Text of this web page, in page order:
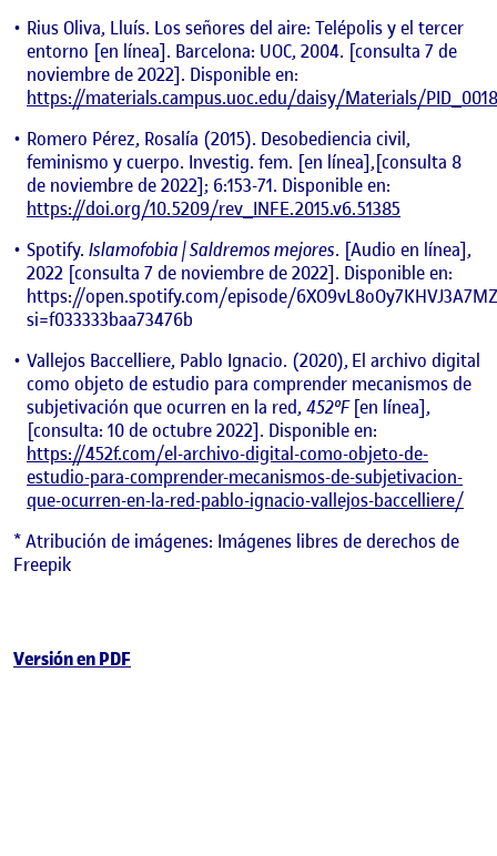
Rius Oliva, Lluís. Los señores del aire: Telépolis y el tercer
entorno [en línea]. Barcelona: UOC, 2004. [consulta 7 de
noviembre de 2022]. Disponible en:
https://materials.campus.uoc.edu/daisy/Materials/
Romero Pérez, Rosalía (2015). Desobediencia civil,
feminismo y cuerpo. Investig. fem. [en línea],[consulta 8
de noviembre de 2022]; 6:153-71. Disponible en:
https://doi.org/10.5209/rev_INFE.2015.v6.51385
Spotify. Islamofobia | Saldremos mejores. [Audio en línea],
2022 [consulta 7 de noviembre de 2022]. Disponible en:
https://open.spotify.com/episode/
si=f033333baa73476b
Vallejos Baccelliere, Pablo Ignacio. (2020), El archivo digital
como objeto de estudio para comprender mecanismos de
subjetivación que ocurren en la red, 452ºF[en línea],
[consulta: 10 de octubre 2022]. Disponible en:
https://452f.com/el-archivo-digital-como-objeto-de-
estudio-para-comprender-mecanismos-de-subjetivacion-
que-ocurren-en-la-red-pablo-ignacio-vallejos-baccelliere/
* Atribución de imágenes: Imágenes libres de derechos de
Freepik
Versión en PDF